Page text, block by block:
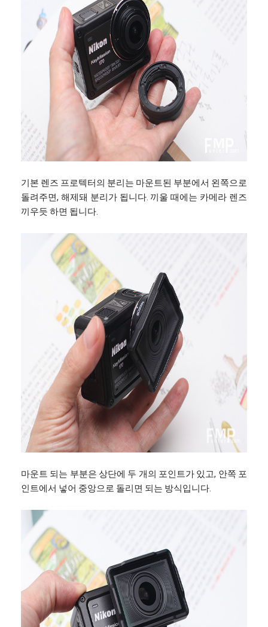
기본 렌즈 프로텍터의 분리는 마운트된 부분에서 왼쪽으로
돌려주면, 해제돼 분리가 됩니다. 끼울 때에는 카메라 렌즈
끼우듯 하면 됩니다.
마운트 되는 부분은 상단에 두 개의 포인트가 있고, 안쪽 포
인트에서 넣어 중앙으로 돌리면 되는 방식입니다.